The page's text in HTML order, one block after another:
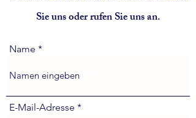
Sie uns oder rufen Sie uns an.
Name
E-Mail-Adresse